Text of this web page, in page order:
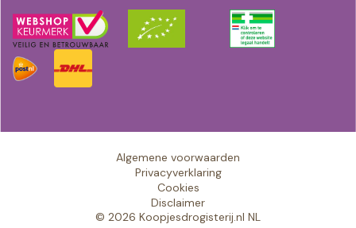
© 2026 Koopjesdrogisterij.nl NL
Algemene voorwaarden
Privacyverklaring
Cookies
Disclaimer